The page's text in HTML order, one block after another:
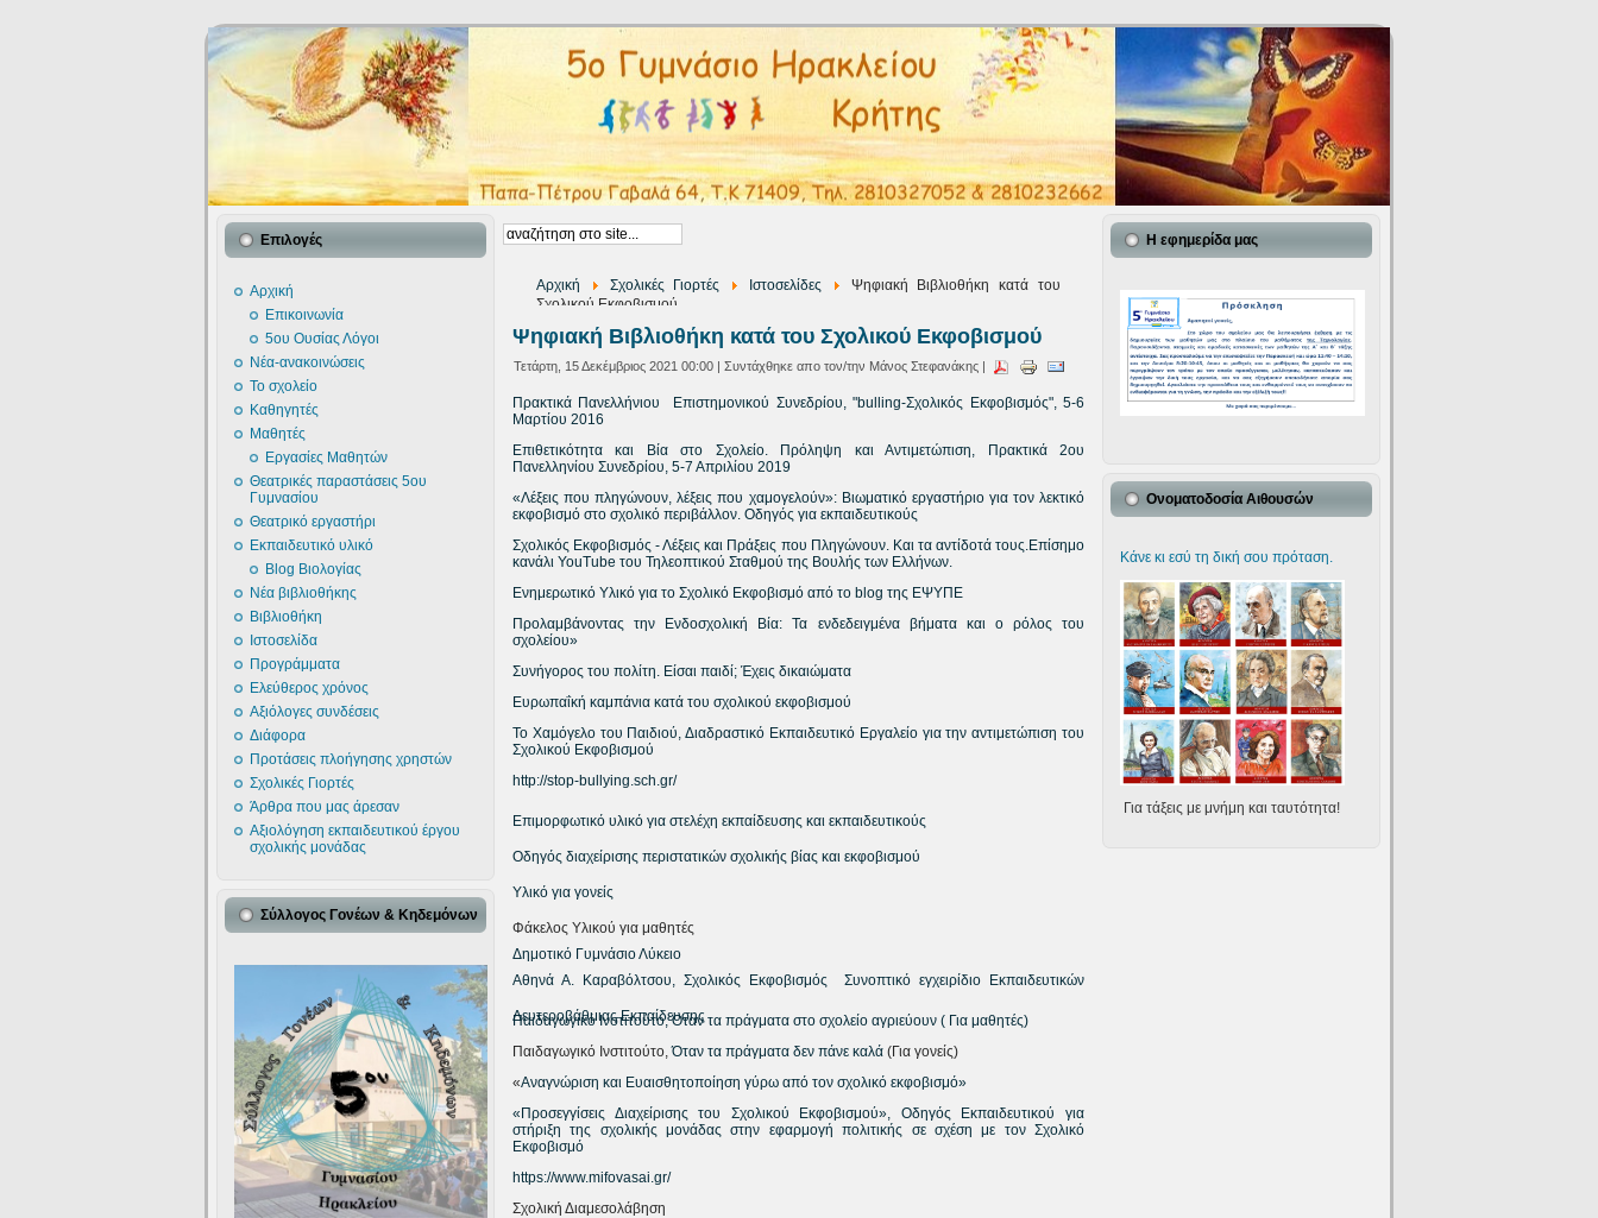
Επιλογές
Αρχική
Επικοινωνία
5ου Ουσίας Λόγοι
Νέα-ανακοινώσεις
Το σχολείο
Καθηγητές
Μαθητές
Εργασίες Μαθητών
Θεατρικές παραστάσεις 5ου
Γυμνασίου
Θεατρικό εργαστήρι
Εκπαιδευτικό υλικό
Blog Βιολογίας
Νέα βιβλιοθήκης
Βιβλιοθήκη
Ιστοσελίδα
Προγράμματα
Ελεύθερος χρόνος
Αξιόλογες συνδέσεις
Διάφορα
Προτάσεις πλοήγησης χρηστών
Σχολικές Γιορτές
Άρθρα που μας άρεσαν
Αξιολόγηση εκπαιδευτικού έργου
σχολικής μονάδας
Σύλλογος Γονέων & Κηδεμόνων
Αρχική Σχολικές Γιορτές Ιστοσελίδες
Ψηφιακή Βιβλιοθήκη κατά του
Σχολικού Εκφοβισμού
Ψηφιακή Βιβλιοθήκη κατά του Σχολικού Εκφοβισμού
Τετάρτη, 15 Δεκέμβριος 2021 00:00 | Συντάχθηκε απο τον/την Μάνος Στεφανάκης |
Πρακτικά Πανελλήνιου Επιστημονικού Συνεδρίου, "bulling-Σχολικός Εκφοβισμός", 5-6
Μαρτίου 2016
Επιθετικότητα και Βία στο Σχολείο. Πρόληψη και Αντιμετώπιση, Πρακτικά 2ου
Πανελληνίου Συνεδρίου, 5-7 Απριλίου 2019
«Λέξεις που πληγώνουν, λέξεις που χαμογελούν»: Bιωματικό εργαστήριο για τον λεκτικό
εκφοβισμό στο σχολικό περιβάλλον. Οδηγός για εκπαιδευτικούς
Σχολικός Εκφοβισμός - Λέξεις και Πράξεις που Πληγώνουν. Και τα αντίδοτά τους.Επίσημο
κανάλι YouTube του Τηλεοπτικού Σταθμού της Βουλής των Ελλήνων.
Ενημερωτικό Υλικό για το Σχολικό Εκφοβισμό από το blog της ΕΨΥΠΕ
Προλαμβάνοντας την Eνδοσχολική Bία: Τα ενδεδειγμένα βήματα και ο ρόλος του
σχολείου»
Συνήγορος του πολίτη. Είσαι παιδί; Έχεις δικαιώματα
Ευρωπαΐκή καμπάνια κατά του σχολικού εκφοβισμού
Το Χαµόγελο του Παιδιού, Διαδραστικό Εκπαιδευτικό Εργαλείο για την αντιμετώπιση του
Σχολικού Εκφοβισμού
http://stop-bullying.sch.gr/
Επιμορφωτικό υλικό για στελέχη εκπαίδευσης και εκπαιδευτικούς
Οδηγός διαχείρισης περιστατικών σχολικής βίας και εκφοβισμού
Υλικό για γονείς
Φάκελος Υλικού για μαθητές
Δημοτικό ΓυμνάσιοΛύκειο
Αθηνά Α. Καραβόλτσου, Σχολικός Εκφοβισμός Συνοπτικό εγχειρίδιο Εκπαιδευτικών
Δευτεροβάθμιας Εκπαίδευσης
Παιδαγωγικό Ινστιτούτο,Όταν τα πράγματα στο σχολείο αγριεύουν ( Για μαθητές)
Παιδαγωγικό Ινστιτούτο,Όταν τα πράγματα δεν πάνε καλά (Για γονείς)
«Αναγνώριση και Ευαισθητοποίηση γύρω από τον σχολικό εκφοβισμό»
«Προσεγγίσεις Διαχείρισης του Σχολικού Εκφοβισμού», Οδηγός Εκπαιδευτικού για
στήριξη της σχολικής μονάδας στην εφαρμογή πολιτικής σε σχέση με τον Σχολικό
Εκφοβισμό
https://www.mifovasai.gr/
Σχολική Διαμεσολάβηση
Η εφημερίδα μας
Ονοματοδοσία Αιθουσών
Κάνε κι εσύ τη δική σου πρόταση.
Για τάξεις με μνήμη και ταυτότητα!